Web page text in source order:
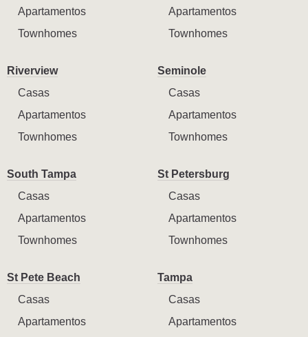
Apartamentos
Townhomes
Apartamentos
Townhomes
Riverview
Casas
Apartamentos
Townhomes
Seminole
Casas
Apartamentos
Townhomes
South Tampa
Casas
Apartamentos
Townhomes
St Petersburg
Casas
Apartamentos
Townhomes
St Pete Beach
Casas
Apartamentos
Tampa
Casas
Apartamentos